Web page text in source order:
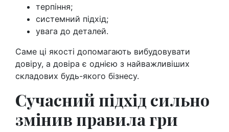
терпіння;
системний підхід;
увага до деталей.
Саме ці якості допомагають вибудовувати
довіру, а довіра є однією з найважливіших
складових будь-якого бізнесу.
Сучасний підхід сильно
змінив правила гри